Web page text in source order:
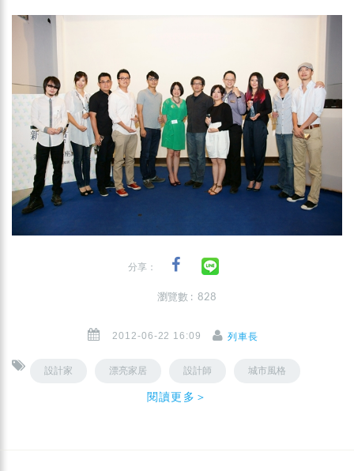
分享：
瀏覽數 : 828
2012-06-22 16:09 列車長
設計家 漂亮家居 設計師 城市風格
閱讀更多＞